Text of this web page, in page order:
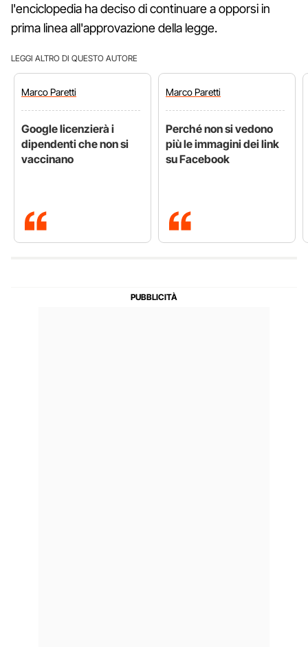
l'enciclopedia ha deciso di continuare a opporsi in
prima linea all'approvazione della legge.
LEGGI ALTRO DI QUESTO AUTORE
MarcoParetti
Google licenzierà i
dipendenti che non si
vaccinano
MarcoParetti
Perché non si vedono
più le immagini dei link
su Facebook